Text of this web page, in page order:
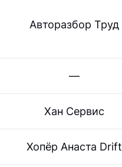
Авторазбор Труд
—
Хан Сервис
Хопёр Анаста Drift